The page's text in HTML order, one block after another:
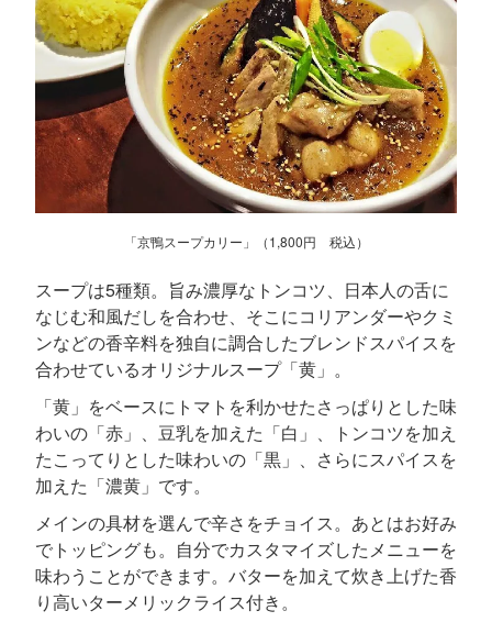
「京鴨スープカリー」（1,800円 税込）
スープは5種類。旨み濃厚なトンコツ、日本人の舌に
なじむ和風だしを合わせ、そこにコリアンダーやクミ
ンなどの香辛料を独自に調合したブレンドスパイスを
合わせているオリジナルスープ「黄」。
「黄」をベースにトマトを利かせたさっぱりとした味
わいの「赤」、豆乳を加えた「白」、トンコツを加え
たこってりとした味わいの「黒」、さらにスパイスを
加えた「濃黄」です。
メインの具材を選んで辛さをチョイス。あとはお好み
でトッピングも。自分でカスタマイズしたメニューを
味わうことができます。バターを加えて炊き上げた香
り高いターメリックライス付き。